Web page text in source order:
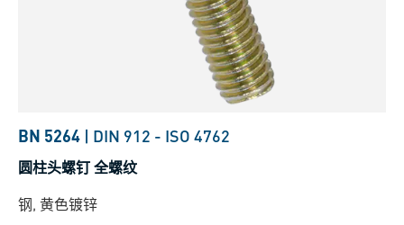
BN 5264 | DIN 912 - ISO 4762
圆柱头螺钉 全螺纹
钢, 黄色镀锌